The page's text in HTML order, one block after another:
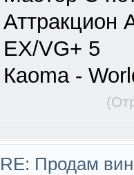
Аттракцион
EX/VG+ 5
Кaoma -
RE: Продам